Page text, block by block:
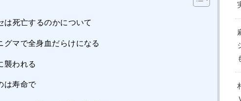
は死亡するのかについて
グマで全身血だらけになる
襲われる
は寿命で